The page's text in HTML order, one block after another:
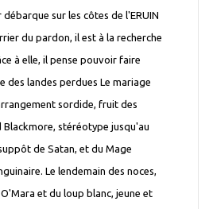
sur les côtes de l'ERUIN
du pardon, il est à la recherche
à elle, il pense pouvoir faire
des landes perdues Le mariage
sordide, fruit des
Blackmore, stéréotype jusqu'au
de Satan, et du Mage
Le lendemain des noces,
et du loup blanc, jeune et